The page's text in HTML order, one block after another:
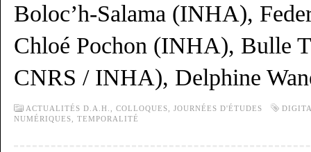
Boloc’h-Salama (INHA),
Chloé Pochon (INHA), Bulle
CNRS / INHA), Delphine
ACTUALITÉS D.A.H., COLLOQUES, JOURNÉES D'ÉTUDES
NUMÉRIQUES
TEMPORALITÉ